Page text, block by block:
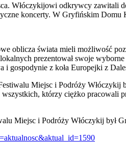
Włóczykijowi odkrywcy zawitali
koncerty. W Gryfińskim Domu
oblicza świata mieli możliwość
prezentował swoje
gospodynie z koła Europejki z
Miejsc i Podróży
wszystkich, którzy ciężko
Miejsc i Podróży Włóczykij